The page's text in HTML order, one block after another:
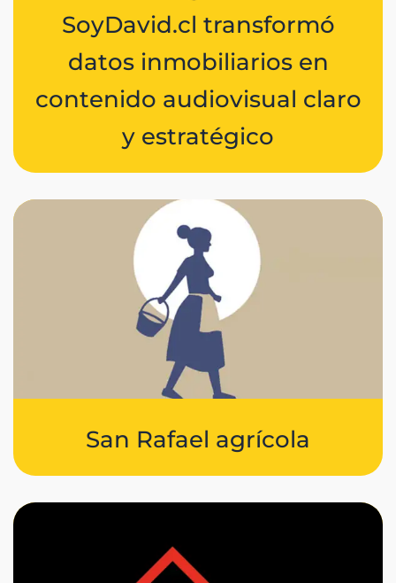
SoyDavid.cl transformó
datos inmobiliarios en
contenido audiovisual claro
y estratégico
San Rafael agrícola